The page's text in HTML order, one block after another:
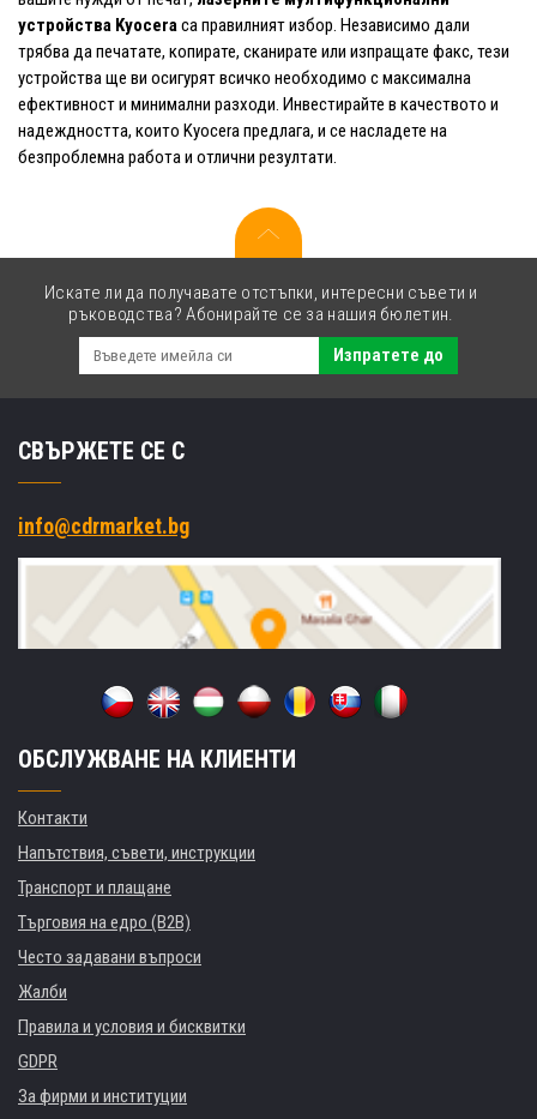
устройства Kyoceraса правилният избор. Независимо дали
трябва да печатате, копирате, сканирате или изпращате факс, тези
устройства ще ви осигурят всичко необходимо с максимална
ефективност и минимални разходи. Инвестирайте в качеството и
надеждността, които Kyocera предлага, и се насладете на
безпроблемна работа и отлични резултати.
Искате ли да получавате отстъпки, интересни съвети и
ръководства? Абонирайте се за нашия бюлетин.
Изпратете до
СВЪРЖЕТЕ СЕ С
info@cdrmarket.bg
ОБСЛУЖВАНЕ НА КЛИЕНТИ
Контакти
Напътствия, съвети, инструкции
Транспорт и плащане
Търговия на едро (B2B)
Често задавани въпроси
Жалби
Правила и условия и бисквитки
GDPR
За фирми и институции